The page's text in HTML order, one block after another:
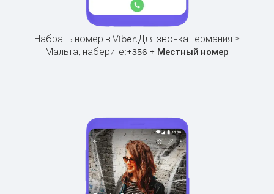
Набрать номер в Viber.Для звонка Германия >
Мальта, наберите:+356 + Местный номер